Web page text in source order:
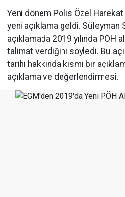
Yeni dönem Polis Özel Harekat
yeni açıklama geldi. Süleyman
açıklamada 2019 yılında PÖH
talimat verdiğini söyledi. Bu
tarihi hakkında kısmi bir
açıklama ve değerlendirmesi.